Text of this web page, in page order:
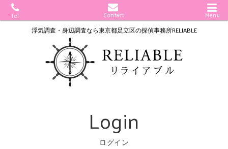
Tel Contact Menu
浮気調査・身辺調査なら東京都足立区の探偵事務所RELIABLE
Login
ログイン